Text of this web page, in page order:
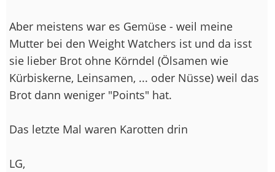
Aber meistens war es Gemüse - weil meine
Mutter bei den Weight Watchers ist und da isst
sie lieber Brot ohne Körndel (Ölsamen wie
Kürbiskerne, Leinsamen, ... oder Nüsse) weil das
Brot dann weniger "Points" hat.
Das letzte Mal waren Karotten drin
LG,